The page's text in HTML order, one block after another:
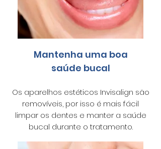
Mantenha uma boa
saúde bucal
Os aparelhos estéticos Invisalign são
removíveis, por isso é mais fácil
limpar os dentes e manter a saúde
bucal durante o tratamento.